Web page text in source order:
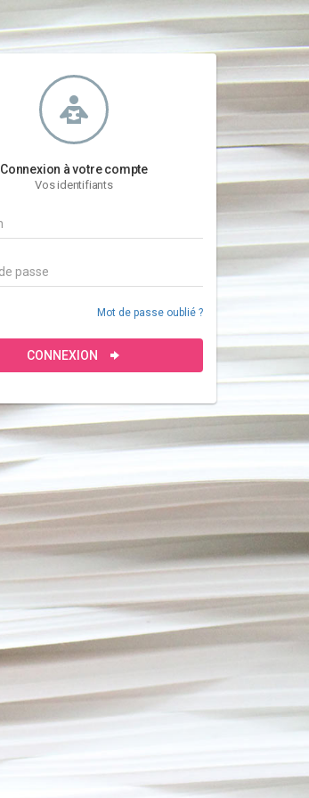
Connexion à votre compte
Vos identifiants
Mot de passe oublié ?
CONNEXION